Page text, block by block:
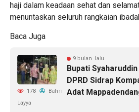
haji dalam keadaan sehat dan
menuntaskan seluruh rangkaian
Baca Juga
9 bulan lalu
Bupati
DPRD Sidrap
Adat
178
Bahri
Layya